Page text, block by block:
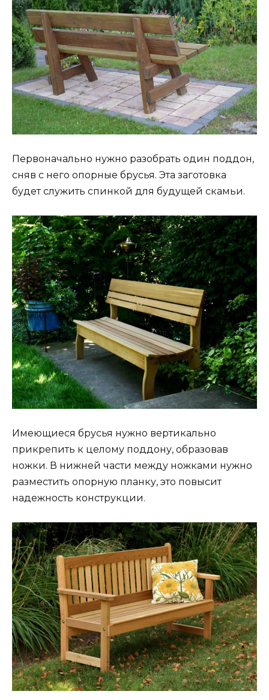
Первоначально нужно разобрать один поддон,
сняв с него опорные брусья. Эта заготовка
будет служить спинкой для будущей скамьи.
Имеющиеся брусья нужно вертикально
прикрепить к целому поддону, образовав
ножки. В нижней части между ножками нужно
разместить опорную планку, это повысит
надежность конструкции.